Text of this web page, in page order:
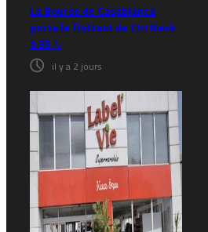
La Bourse de Casablanca
porte le flottant de CIH Bank
à 35 %
il y a 2 jours